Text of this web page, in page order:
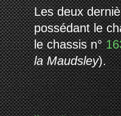
Les deux
possédant le
le chassis n°
la Maudsley).